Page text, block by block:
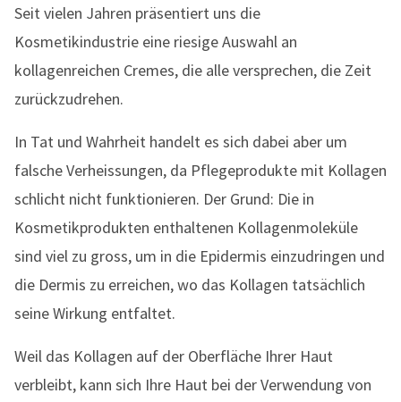
Seit vielen Jahren präsentiert uns die
Kosmetikindustrie eine riesige Auswahl an
kollagenreichen Cremes, die alle versprechen, die Zeit
zurückzudrehen.
In Tat und Wahrheit handelt es sich dabei aber um
falsche Verheissungen, da Pflegeprodukte mit Kollagen
schlicht nicht funktionieren. Der Grund: Die in
Kosmetikprodukten enthaltenen Kollagenmoleküle
sind viel zu gross, um in die Epidermis einzudringen und
die Dermis zu erreichen, wo das Kollagen tatsächlich
seine Wirkung entfaltet.
Weil das Kollagen auf der Oberfläche Ihrer Haut
verbleibt, kann sich Ihre Haut bei der Verwendung von